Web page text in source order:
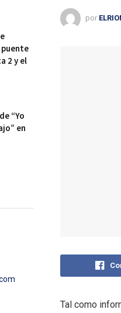
por
Tal como
2 y el
“Yo
en